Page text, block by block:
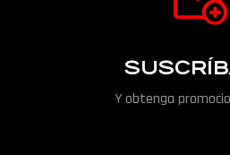
Y obtenga